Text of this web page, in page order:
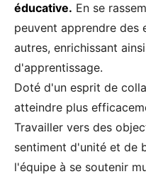
éducative. En se
peuvent apprendre des
autres, enrichissant
d'apprentissage.
Doté d'un esprit de
atteindre plus
Travailler vers des
sentiment d'unité et de
l'équipe à se soutenir